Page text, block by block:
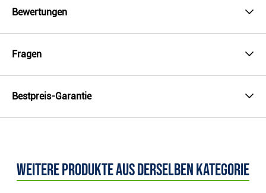
Bewertungen
Fragen
Bestpreis-Garantie
Weitere Produkte aus derselben Kategorie